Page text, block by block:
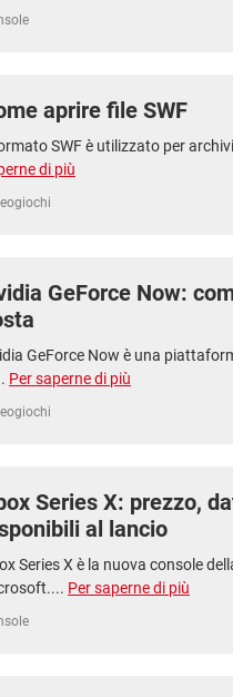
aprire file SWF
SWF è utilizzato per
di più
GeForce Now:
GeForce Now è una
Per saperne di più
Series X: prezzo,
al lancio
Series X è la nuova console
Per saperne di più